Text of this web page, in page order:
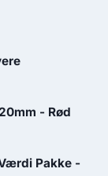
- Rød
Pakke -